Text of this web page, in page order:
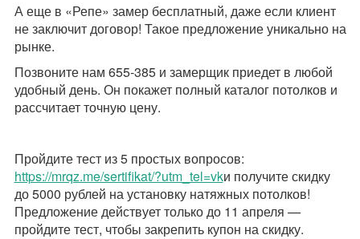
А еще в «Репе» замер бесплатный, даже если клиент
не заключит договор! Такое предложение уникально на
рынке.
Позвоните нам 655-385 и замерщик приедет в любой
удобный день. Он покажет полный каталог потолков и
рассчитает точную цену.
Пройдите тест из 5 простых вопросов:
https://mrqz.me/sertifikat/?utm_tel=vkи получите скидку
до 5000 рублей на установку натяжных потолков!
Предложение действует только до 11 апреля —
пройдите тест, чтобы закрепить купон на скидку.